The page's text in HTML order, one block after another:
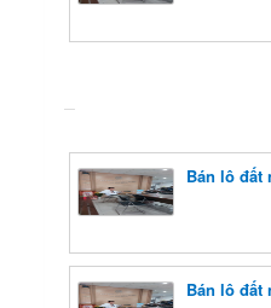
Bán lô đất
Bán lô đất